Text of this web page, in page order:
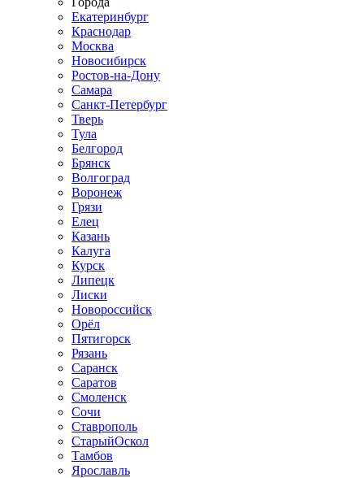
Екатеринбург
Краснодар
Москва
Новосибирск
Ростов-на-Дону
Самара
Санкт-Петербург
Тверь
Тула
Белгород
Брянск
Волгоград
Воронеж
Грязи
Елец
Казань
Калуга
Курск
Липецк
Лиски
Новороссийск
Орёл
Пятигорск
Рязань
Саранск
Саратов
Смоленск
Сочи
Ставрополь
СтарыйОскол
Тамбов
Ярославль